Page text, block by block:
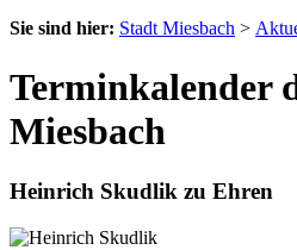
Sie sind hier: Stadt Miesbach >
Terminkalender
Miesbach
Heinrich Skudlik zu Ehren